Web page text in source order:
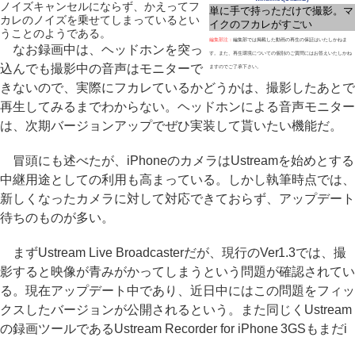
単に手で持っただけで撮影。マ
イクのフカレがすごい
編集部注： 編集部では掲載した動画の再生の保証はいたしかねま
す。また、再生環境についての個別のご質問にはお答えいたしかね
ますのでご了承下さい。
ノイズキャンセルにならず、かえってフ
カレのノイズを乗せてしまっているとい
うことのようである。
なお録画中は、ヘッドホンを突っ
込んでも撮影中の音声はモニターで
きないので、実際にフカレているかどうかは、撮影したあとで
再生してみるまでわからない。ヘッドホンによる音声モニター
は、次期バージョンアップでぜひ実装して貰いたい機能だ。
冒頭にも述べたが、iPhoneのカメラはUstreamを始めとする
中継用途としての利用も高まっている。しかし執筆時点では、
新しくなったカメラに対して対応できておらず、アップデート
待ちのものが多い。
まずUstream Live Broadcasterだが、現行のVer1.3では、撮
影すると映像が青みがかってしまうという問題が確認されてい
る。現在アップデート中であり、近日中にはこの問題をフィッ
クスしたバージョンが公開されるという。また同じくUstream
の録画ツールであるUstream Recorder for iPhone 3GSもまだi